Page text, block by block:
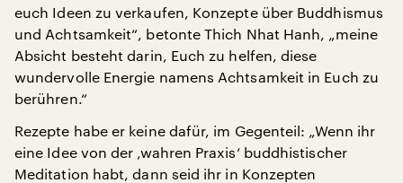
euch Ideen zu verkaufen, Konzepte über Buddhismus
und Achtsamkeit“, betonte Thich Nhat Hanh, „meine
Absicht besteht darin, Euch zu helfen, diese
wundervolle Energie namens Achtsamkeit in Euch zu
berühren.“
Rezepte habe er keine dafür, im Gegenteil: „Wenn ihr
eine Idee von der ‚wahren Praxis‘ buddhistischer
Meditation habt, dann seid ihr in Konzepten